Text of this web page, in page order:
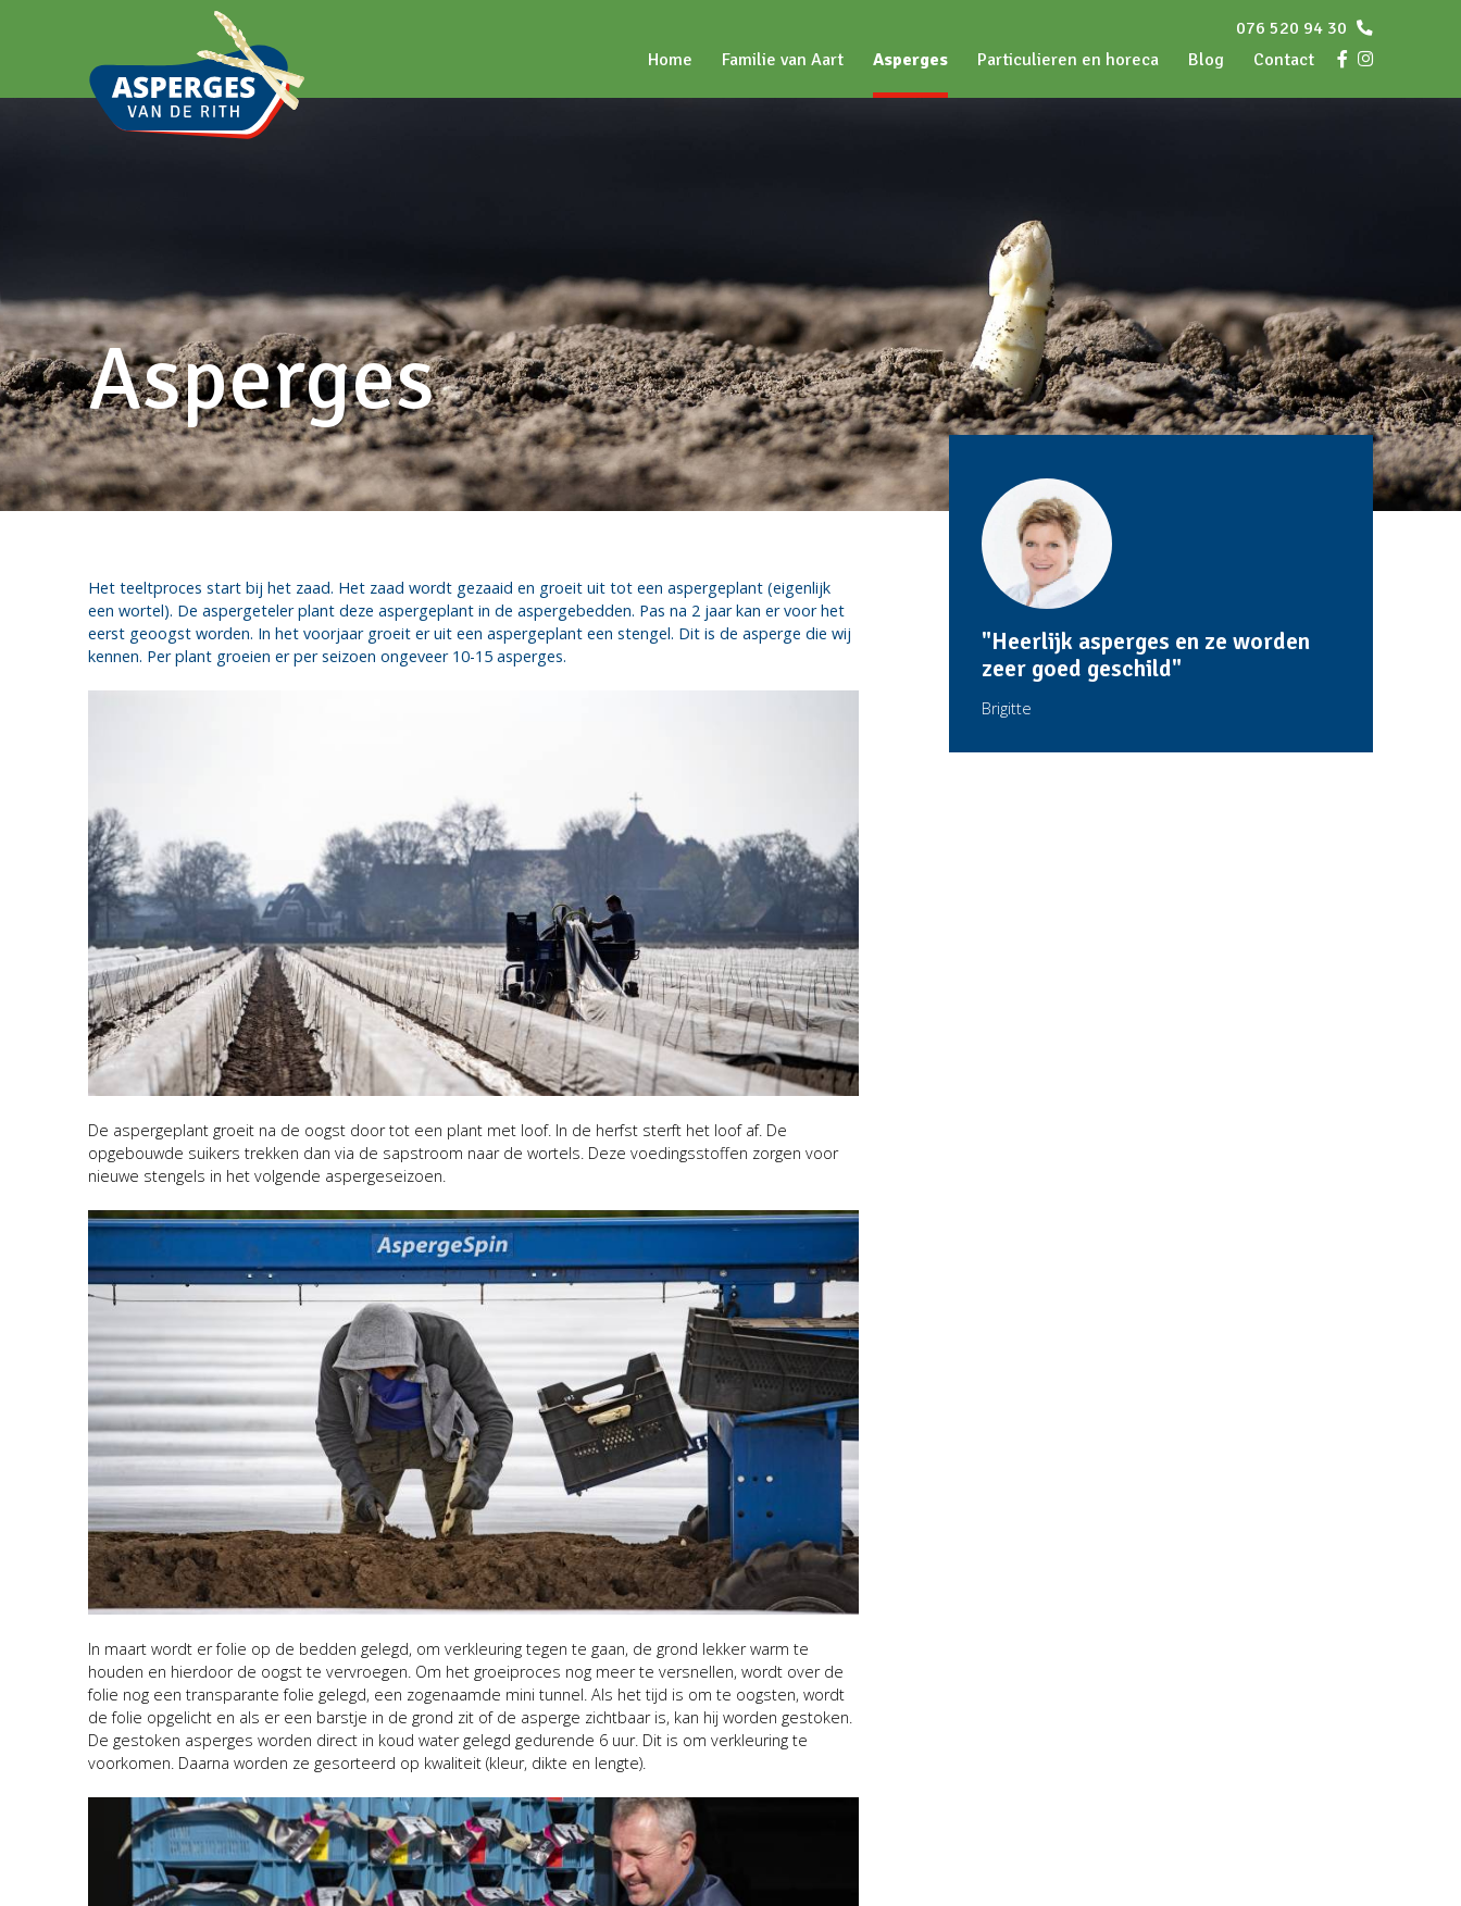
Home Familie van Aart Asperges Particulieren en horeca Blog Contact
076 520 94 30
Asperges
Het teeltproces start bij het zaad. Het zaad wordt gezaaid en groeit uit tot een aspergeplant (eigenlijk
een wortel). De aspergeteler plant deze aspergeplant in de aspergebedden. Pas na 2 jaar kan er voor het
eerst geoogst worden. In het voorjaar groeit er uit een aspergeplant een stengel. Dit is de asperge die wij
kennen. Per plant groeien er per seizoen ongeveer 10-15 asperges.
De aspergeplant groeit na de oogst door tot een plant met loof. In de herfst sterft het loof af. De
opgebouwde suikers trekken dan via de sapstroom naar de wortels. Deze voedingsstoffen zorgen voor
nieuwe stengels in het volgende aspergeseizoen.
In maart wordt er folie op de bedden gelegd, om verkleuring tegen te gaan, de grond lekker warm te
houden en hierdoor de oogst te vervroegen. Om het groeiproces nog meer te versnellen, wordt over de
folie nog een transparante folie gelegd, een zogenaamde mini tunnel. Als het tijd is om te oogsten, wordt
de folie opgelicht en als er een barstje in de grond zit of de asperge zichtbaar is, kan hij worden gestoken.
De gestoken asperges worden direct in koud water gelegd gedurende 6 uur. Dit is om verkleuring te
voorkomen. Daarna worden ze gesorteerd op kwaliteit (kleur, dikte en lengte).
"Heerlijk asperges en ze worden
zeer goed geschild"
Brigitte